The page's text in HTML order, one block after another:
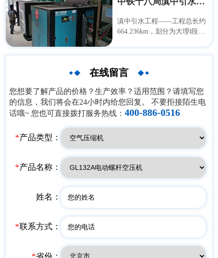
滇中引水工程——工程总长约
664.236km，划分为大理Ⅰ段、
（与长江院节点），末点为祥
全长104.071km，设计引水流
量135～120m3/s，渠首水面高
程1986.00m，渠末水面高程
平均底坡0.29‰。受水区有宾
川牛井、大理市、弥渡弥城、
庄、永胜县太阳平山。
在线留言
您想要了解产品的价格？生产效率？适用范围？请填写您
的信息，我们将会在24小时内给您回复。 不要拒接陌生电
话哦~ 您也可直接拨打服务热线：400-886-0516
*产品类型：
*产品名称：
姓名：
*联系方式：